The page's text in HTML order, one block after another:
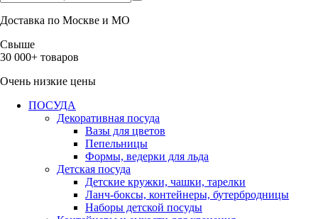
Доставка по Москве и МО
Свыше
30 000+ товаров
Очень низкие цены
ПОСУДА
Декоративная посуда
Вазы для цветов
Пепельницы
Формы, ведерки для льда
Детская посуда
Детские кружки, чашки, тарелки
Ланч-боксы, контейнеры, бутербродницы
Наборы детской посуды